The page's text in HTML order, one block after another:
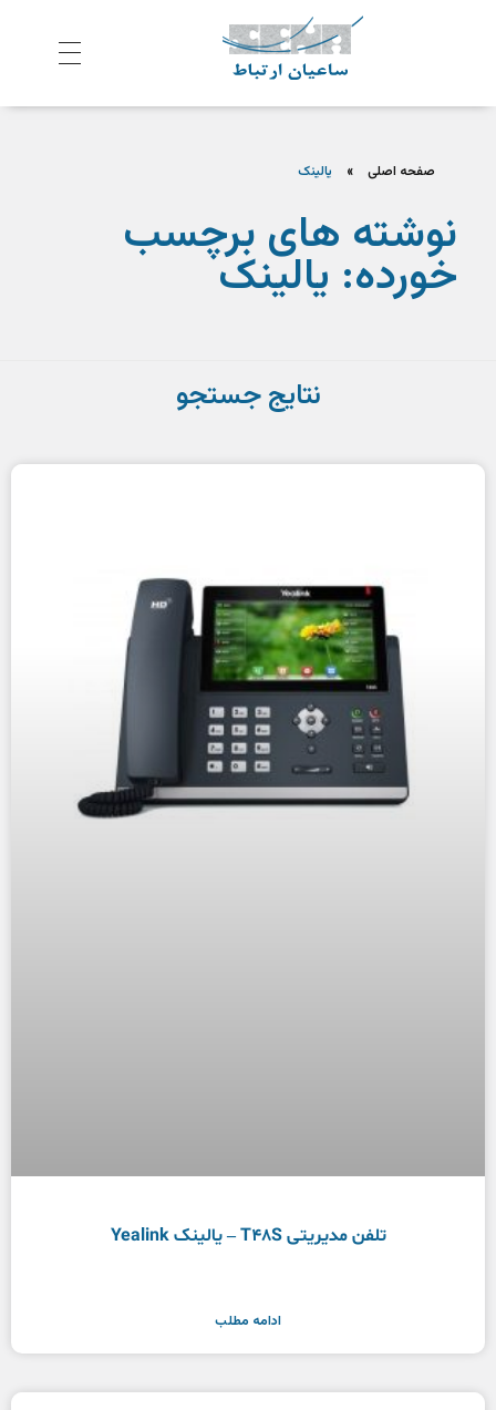
ش
رکت ساعیان ارتباط آینده پیشرو
صفحه اصلی » یالینک
نوشته های برچسب
خورده: یالینک
نتایج جستجو
تلفن مدیریتی T48S – یالینک Yealink
ادامه مطلب